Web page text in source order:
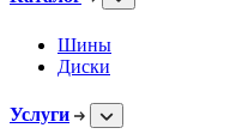
Шины
Диски
Услуги